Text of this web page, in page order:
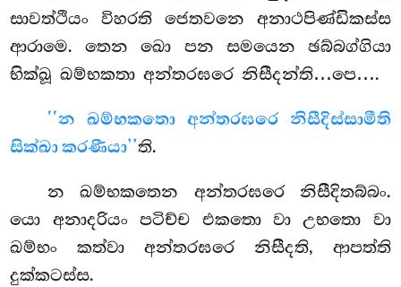
සාවත්ථියං විහරති ජෙතවනෙ අනාථපිණ්ඩිකස්ස
ආරාමෙ. තෙන ඛො පන සමයෙන ඡබ්බග්ගියා
භික්ඛූ ඛම්භකතා අන්තරඝරෙ නිසීදන්ති…පෙ….
‘‘න ඛම්භකතො අන්තරඝරෙ නිසීදිස්සාමීති
සික්ඛා කරණීයා’’ති.
න ඛම්භකතෙන අන්තරඝරෙ නිසීදිතබ්බං.
යො අනාදරියං පටිච්ච එකතො වා උභතො වා
ඛම්භං කත්වා අන්තරඝරෙ නිසීදති, ආපත්ති
දුක්කටස්ස.